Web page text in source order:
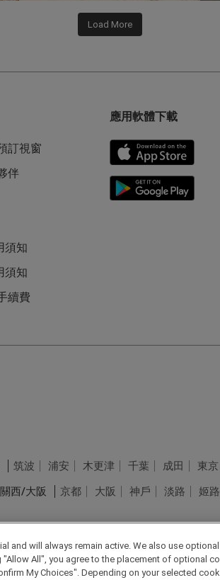
Load More
訂視窗
伴
須知
須知
續費
應用軟體下載
筑波 浦安 木更津 千葉 成田 東京
關西/大阪 京都 大阪 神戶 淡路 姬路
and will always remain active. We also use
All", you agree to the placement of optional
My Choices". Depending on your selected